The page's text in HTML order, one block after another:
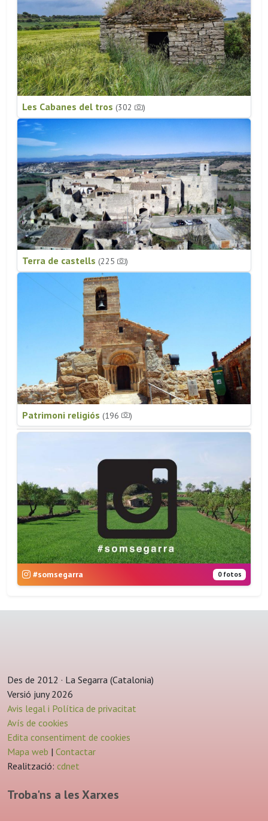
Les Cabanes del tros (302 )
Terra de castells (225 )
Patrimoni religiós (196 )
#somsegarra 0 fotos
Des de 2012 · La Segarra (Catalonia)
Versió juny 2026
Avis legal i Política de privacitat
Avís de cookies
Edita consentiment de cookies
Mapa web | Contactar
Realització: cdnet
Troba'ns a les Xarxes